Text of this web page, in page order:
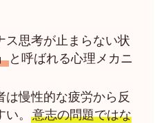
ス思考が止まらない状
と呼ばれる心理メカニ
は慢性的な疲労から反
。 意志の問題ではな